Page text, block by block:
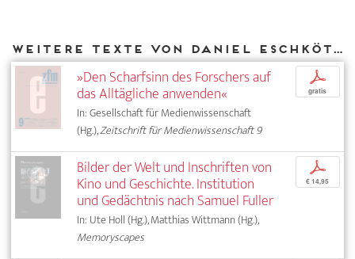
Weitere Texte von Daniel Eschkötter bei DIAPHANES
»Den Scharfsinn des Forschers auf
das Alltägliche anwenden«
In: Gesellschaft für Medienwissenschaft
(Hg.),Zeitschrift für Medienwissenschaft 9
p
gratis
Bilder der Welt und Inschriften von
Kino und Geschichte. Institution
und Gedächtnis nach Samuel Fuller
In: Ute Holl (Hg.), Matthias Wittmann (Hg.),
Memoryscapes
p
€ 14,95